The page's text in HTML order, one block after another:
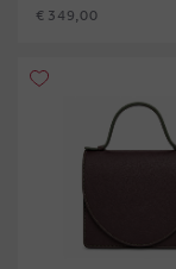
€ 349,00